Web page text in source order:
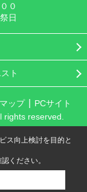
０
日
ト
ップ
PCサイト
rights reserved.
ス向上検討を目的と
ください。